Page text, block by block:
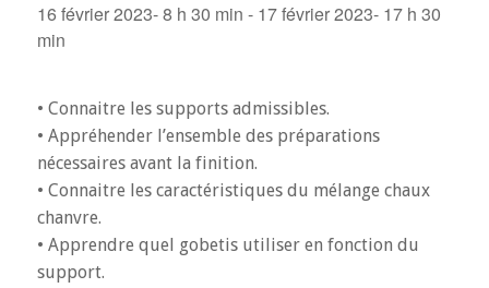
16 février 2023- 8 h 30 min - 17 février 2023- 17 h 30
min
• Connaitre les supports admissibles.
• Appréhender l’ensemble des préparations
nécessaires avant la finition.
• Connaitre les caractéristiques du mélange chaux
chanvre.
• Apprendre quel gobetis utiliser en fonction du
support.